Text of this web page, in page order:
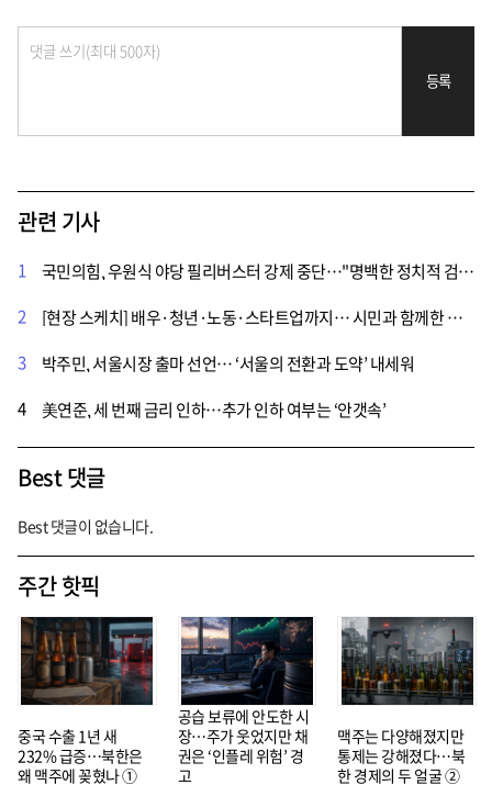
등록
관련 기사
1
국민의힘, 우원식 야당 필리버스터 강제 중단…"명백한 정치적 검열"
2
[현장 스케치] 배우·청년·노동·스타트업까지… 시민과 함께한 박주민 서울시장 출마 선언
3
박주민, 서울시장 출마 선언… ‘서울의 전환과 도약’ 내세워
4
美연준, 세 번째 금리 인하…추가 인하 여부는 ‘안갯속’
Best 댓글
Best 댓글이 없습니다.
주간 핫픽
중국 수출 1년 새
232% 급증…북한은
왜 맥주에 꽂혔나 ①
공습 보류에 안도한 시
장…주가 웃었지만 채
권은 ‘인플레 위험’ 경
고
맥주는 다양해졌지만
통제는 강해졌다…북
한 경제의 두 얼굴 ②